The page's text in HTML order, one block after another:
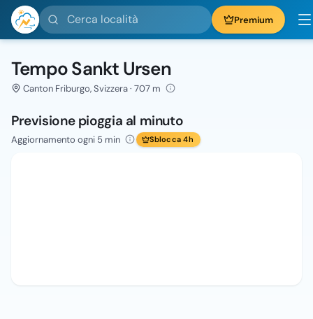
Cerca località Premium
Tempo Sankt Ursen
Canton Friburgo, Svizzera · 707 m
Previsione pioggia al minuto
Aggiornamento ogni 5 min Sblocca 4h